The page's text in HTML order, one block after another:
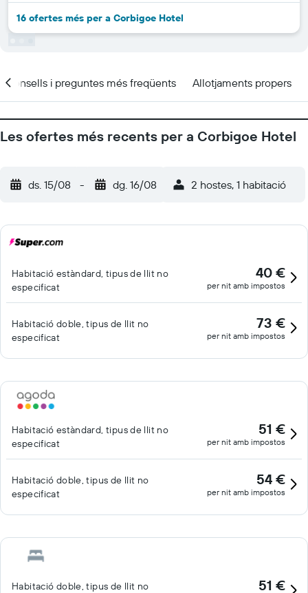
16 ofertes més per a Corbigoe Hotel
Consells i preguntes més freqüents Allotjaments propers
Les ofertes més recents per a Corbigoe Hotel
ds. 15/08 - dg. 16/08 2 hostes, 1 habitació
Habitació estàndard, tipus de llit no
especificat
40 €
per nit amb impostos
Habitació doble, tipus de llit no
especificat
73 €
per nit amb impostos
Habitació estàndard, tipus de llit no
especificat
51 €
per nit amb impostos
Habitació doble, tipus de llit no
especificat
54 €
per nit amb impostos
Habitació doble, tipus de llit no
51 €